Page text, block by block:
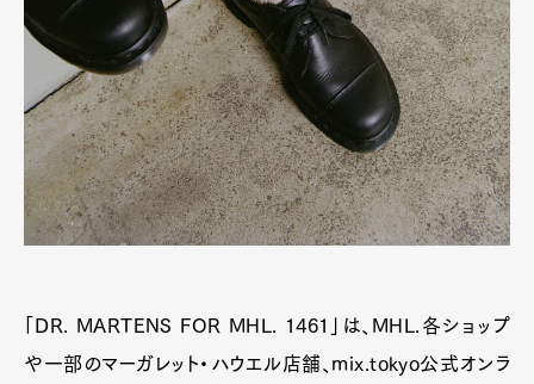
「DR. MARTENS FOR MHL. 1461」は、MHL.各ショップ
や一部のマーガレット・ハウエル店舗、mix.tokyo公式オンラ